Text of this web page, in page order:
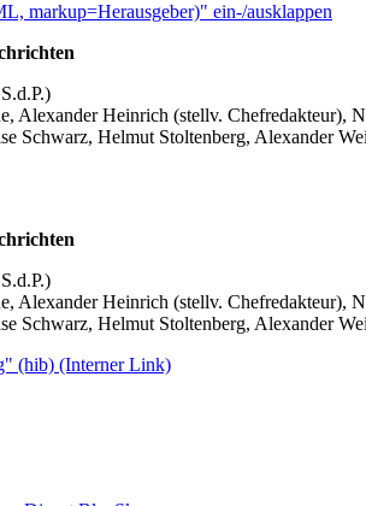
markup=Herausgeber)" ein-/ausklappen
Alexander Heinrich (stellv. Chefredakteur),
Schwarz, Helmut Stoltenberg, Alexander
Alexander Heinrich (stellv. Chefredakteur),
Schwarz, Helmut Stoltenberg, Alexander
(hib) (Interner Link)